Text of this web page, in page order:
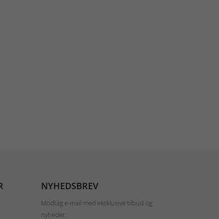
NYHEDSBREV
Modtag e-mail med eksklusive tilbud og
nyheder.